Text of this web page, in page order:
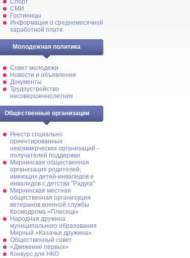
Спорт
СМИ
Гостиницы
Информация о среднемесячной
заработной плате
Молодежная политика
Совет молодежи
Новости и объявления
Документы
Трудоустройство
несовершеннолетних
Общественные организации
Реестр социально
ориентированных
некоммерческих организаций -
получателей поддержки
Мирнинская общественная
организация родителей,
имеющих детей-инвалидов и
инвалидов с детства "Радуга"
Мирнинская местная
общественная организация
ветеранов военной службы
Космодрома «Плесецк»
Народная дружина
муниципального образования
Мирный «Казачья дружина»
Общественный совет
«Движение первых»
Конкурс для НКО